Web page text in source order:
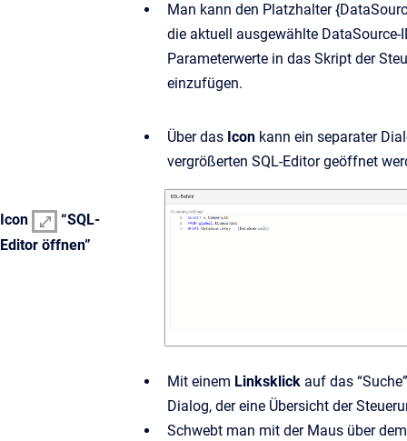
Man kann den Platzhalter
die aktuell ausgewählte DataSource-
Parameterwerte in das Skript der
einzufügen.
Icon
“SQL-
Editor öffnen”
Über das Icon kann ein separater
vergrößerten SQL-Editor geöffnet
Mit einem Linksklick auf das
Dialog, der eine Übersicht der
Schwebt man mit der Maus über